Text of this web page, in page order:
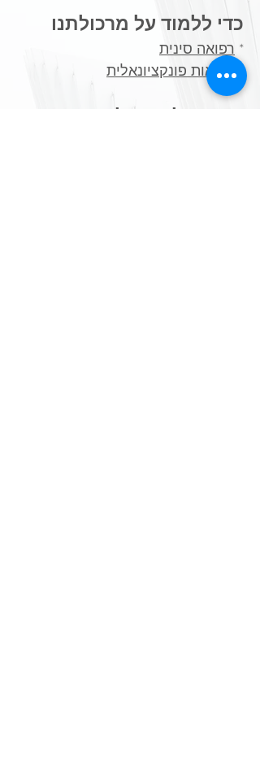
כדי ללמוד על מרכולתנו
* רפואה סינית
*בריאות פונקציונאלית
כדי שתלמדו על עצמכם